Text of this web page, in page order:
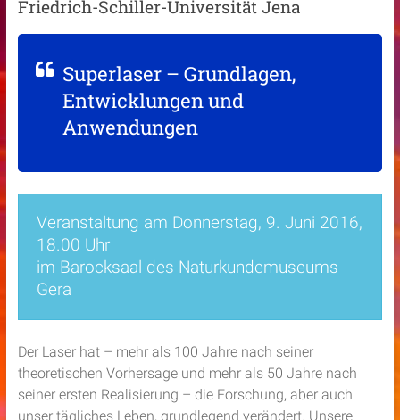
Friedrich-Schiller-Universität Jena
Superlaser – Grundlagen,
Entwicklungen und
Anwendungen
Veranstaltung am Donnerstag, 9. Juni 2016,
18.00 Uhr
im Barocksaal des Naturkundemuseums
Gera
Der Laser hat – mehr als 100 Jahre nach seiner
theoretischen Vorhersage und mehr als 50 Jahre nach
seiner ersten Realisierung – die Forschung, aber auch
unser tägliches Leben, grundlegend verändert. Unsere